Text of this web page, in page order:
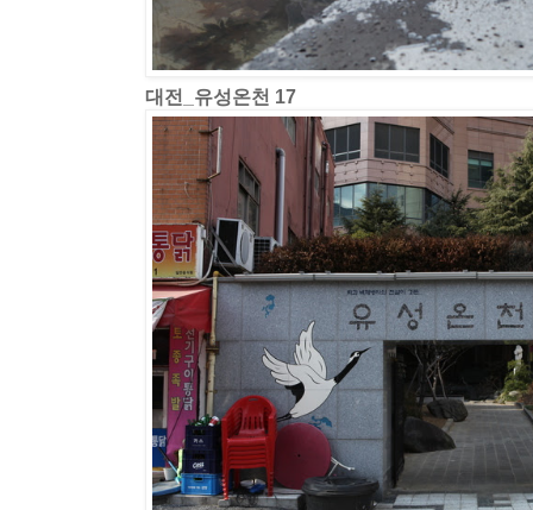
대전_유성온천 17